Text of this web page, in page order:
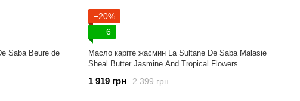
Saba Beure de
−20%
6
Масло каріте жасмин La Sultane De Saba Malasie
Sheal Butter Jasmine And Tropical Flowers
2 399 грн
1 919 грн